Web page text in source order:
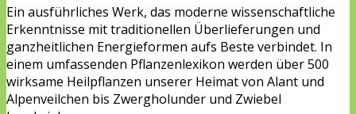
Ein ausführliches Werk, das moderne wissenschaftliche
Erkenntnisse mit traditionellen Überlieferungen und
ganzheitlichen Energieformen aufs Beste verbindet. In
einem umfassenden Pflanzenlexikon werden über 500
wirksame Heilpflanzen unserer Heimat von Alant und
Alpenveilchen bis Zwergholunder und Zwiebel